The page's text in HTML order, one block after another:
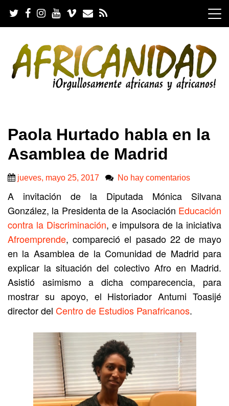
i
Paola Hurtado habla en la
Asamblea de Madrid
jueves, mayo 25, 2017 No hay comentarios
A invitación de la Diputada Mónica Silvana
González, la Presidenta de la Asociación Educación
contra la Discriminación, e impulsora de la iniciativa
Afroemprende, compareció el pasado 22 de mayo
en la Asamblea de la Comunidad de Madrid para
explicar la situación del colectivo Afro en Madrid.
Asistió asimismo a dicha comparecencia, para
mostrar su apoyo, el Historiador Antumi Toasijé
director del Centro de Estudios Panafricanos.